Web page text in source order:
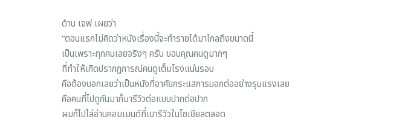
ด้าน เจฟ เผยว่า
“ตอนแรกไม่คิดว่าหนังเรื่องนี้จะทำรายได้มาไกลถึงขนาดนี้
เป็นเพราะทุกคนเลยจริงๆ ครับ ขอบคุณคนดูมากๆ
ที่ทำให้เกิดปรากฏการณ์คนดูเต็มโรงแน่นรอบ
คือต้องบอกเลยว่าเป็นหนังที่อาศัยกระแสการบอกต่ออย่างรุนแรงเลย
คือคนที่ไปดูกันมาก็มารีวิวต่อแบบปากต่อปาก
ผมก็ไปไล่อ่านคอมเมนต์ที่เขารีวิวในโซเชียลตลอด